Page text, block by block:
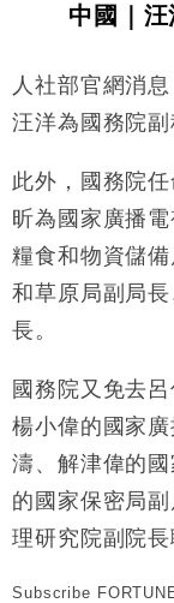
國際｜特
15:59
財經｜SA
司
47仙
17:33
財經｜滙
及消費表
16:47
本地｜假
損失近
16:05
15:47
財經｜恒
粦接任
15:11
財經｜韓
13:44
財經｜內
差達1125
日圓干預
中國｜
人社部官網消
汪洋為國務院副
此外，國務院
昕為國家廣播
糧食和物資儲
和草原局副局
長。
國務院又免去
楊小偉的國家
濤、解津偉的
的國家保密局
理研究院副院長
Subscribe